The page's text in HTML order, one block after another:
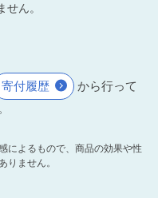
せん。
寄付履歴
から行って
によるもので、商品の効果や性
りません。